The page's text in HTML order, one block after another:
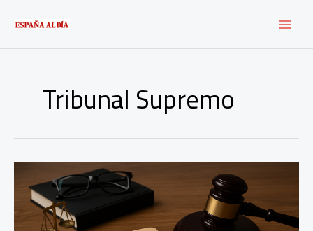
contenido
Tribunal Supremo